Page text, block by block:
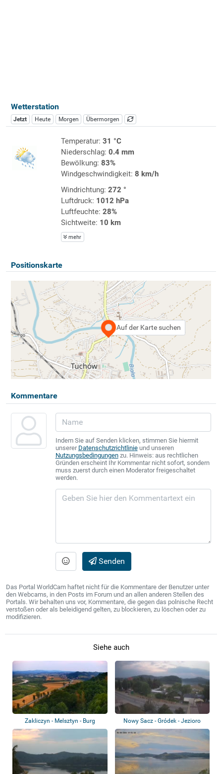
Wetterstation
Jetzt Heute Morgen Übermorgen
Temperatur: 31 °C
Niederschlag: 0.4 mm
Bewölkung: 83%
Windgeschwindigkeit: 8 km/h
Windrichtung: 272 °
Luftdruck: 1012 hPa
Luftfeuchte: 28%
Sichtweite: 10 km
mehr
Positionskarte
Auf der Karte suchen
Kommentare
Indem Sie auf Senden klicken, stimmen Sie hiermit
unserer Datenschutzrichtlinieund unseren
Nutzungsbedingungenzu. Hinweis: aus rechtlichen
Gründen erscheint Ihr Kommentar nicht sofort, sondern
muss zuerst durch einen Moderator freigeschaltet
werden.
Senden
Das Portal WorldCam haftet nicht für die Kommentare der Benutzer unter
den Webcams, in den Posts im Forum und an allen anderen Stellen des
Portals. Wir behalten uns vor, Kommentare, die gegen das polnische Recht
verstoßen oder als beleidigend gelten, zu blockieren, zu löschen oder zu
modifizieren.
Siehe auch
Zakliczyn - Melsztyn - Burg
Nowy Sacz - Gródek - Jezioro
Rożnowskie